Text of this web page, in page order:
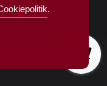
Vingaard
.